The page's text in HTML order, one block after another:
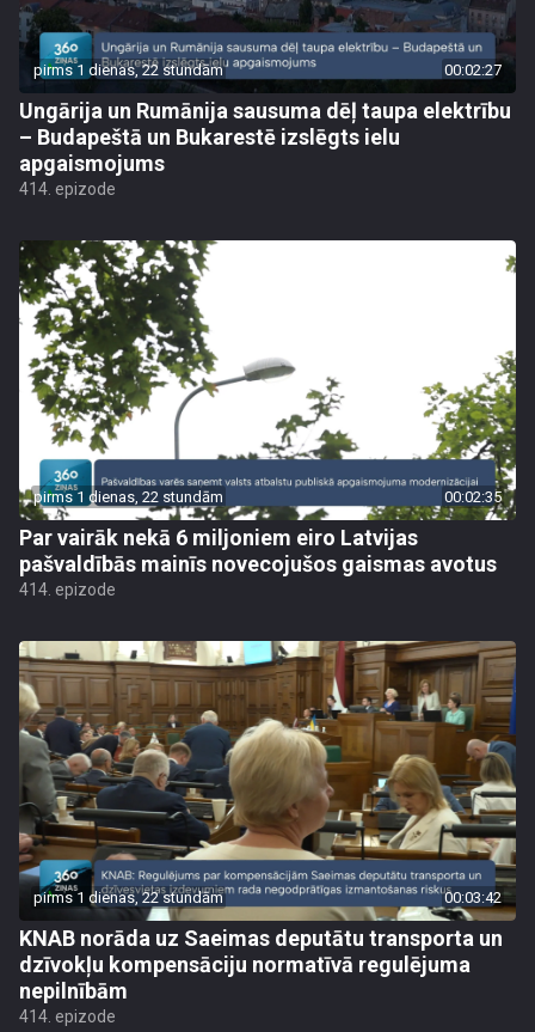
pirms 1 dienas, 22 stundām 00:02:27
Ungārija un Rumānija sausuma dēļ taupa elektrību
– Budapeštā un Bukarestē izslēgts ielu
apgaismojums
414. epizode
pirms 1 dienas, 22 stundām 00:02:35
Par vairāk nekā 6 miljoniem eiro Latvijas
pašvaldībās mainīs novecojušos gaismas avotus
414. epizode
pirms 1 dienas, 22 stundām 00:03:42
KNAB norāda uz Saeimas deputātu transporta un
dzīvokļu kompensāciju normatīvā regulējuma
nepilnībām
414. epizode